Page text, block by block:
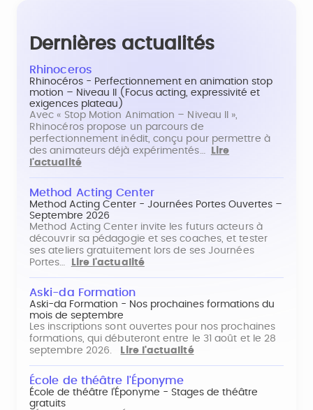
Dernières actualités
Rhinoceros
Rhinocéros - Perfectionnement en animation stop
motion – Niveau II (Focus acting, expressivité et
exigences plateau)
Avec « Stop Motion Animation – Niveau II »,
Rhinocéros propose un parcours de
perfectionnement inédit, conçu pour permettre à
des animateurs déjà expérimentés…
Lire
l'actualité
Method Acting Center
Method Acting Center - Journées Portes Ouvertes –
Septembre 2026
Method Acting Center invite les futurs acteurs à
découvrir sa pédagogie et ses coaches, et tester
ses ateliers gratuitement lors de ses Journées
Portes…
Lire l'actualité
Aski-da Formation
Aski-da Formation - Nos prochaines formations du
mois de septembre
Les inscriptions sont ouvertes pour nos prochaines
formations, qui débuteront entre le 31 août et le 28
septembre 2026.
Lire l'actualité
École de théâtre l'Éponyme
École de théâtre l'Éponyme - Stages de théâtre
gratuits